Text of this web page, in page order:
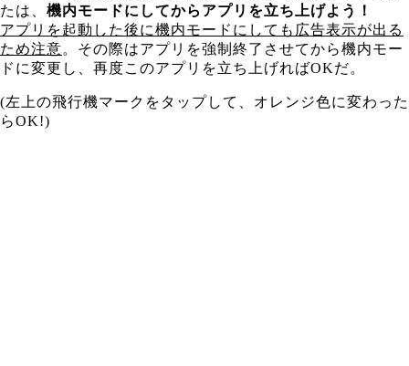
たは、 機内モードにしてからアプリを立ち上げよう！
アプリを起動した後に機内モードにしても広告表示が出る
ため注意。その際はアプリを強制終了させてから機内モー
ドに変更し、再度このアプリを立ち上げればOKだ。
(左上の飛行機マークをタップして、オレンジ色に変わった
らOK!)